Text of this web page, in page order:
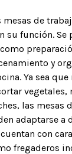
mesas de
su función.
y
Ya sea
vegetales,
las mesas
adaptarse a
con
fregaderos